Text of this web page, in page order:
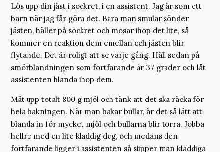
Lös upp din jäst i sockret, i en assistent. Jag är som ett
barn när jag får göra det. Bara man smular sönder
jästen, häller på sockret och mosar ihop det lite, så
kommer en reaktion dem emellan och jästen blir
flytande. Det är roligt att se varje gång. Häll sedan på
smörblandningen som fortfarande är 37 grader och låt
assistenten blanda ihop dem.
Mät upp totalt 800 g mjöl och tänk att det ska räcka för
hela bakningen. När man bakar bullar, är det så lätt att
blanda in för mycket mjöl och bullarna blir torra. Jobba
hellre med en lite kladdig deg, och medans den
fortfarande ligger i assistenten så slipper man kladdiga